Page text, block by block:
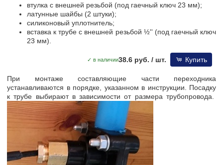
втулка с внешней резьбой (под гаечный ключ 23 мм);
латунные шайбы (2 штуки);
силиконовый уплотнитель;
вставка к трубе с внешней резьбой ½'' (под гаечный ключ
23 мм).
✓ в наличии38.6 руб. / шт. Купить
При монтаже составляющие части переходника
устанавливаются в порядке, указанном в инструкции. Посадку
к трубе выбирают в зависимости от размера трубопровода.